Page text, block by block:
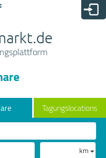
Tagungslocations
km